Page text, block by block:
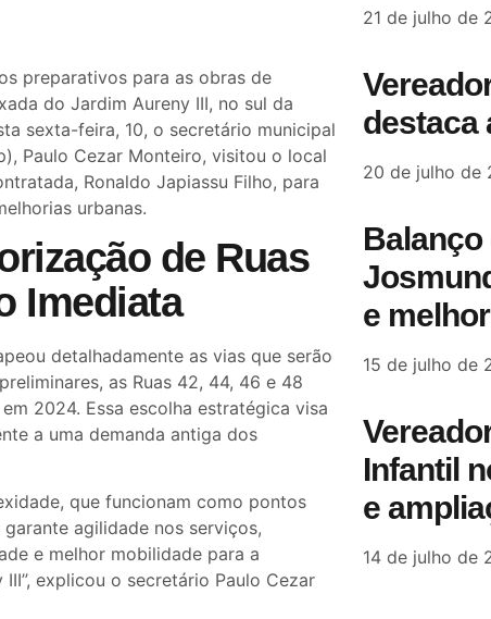
preparativos para as obras de
do Jardim Aureny III, no sul da
sexta-feira, 10, o secretário municipal
Paulo Cezar Monteiro, visitou o local
Ronaldo Japiassu Filho, para
urbanas.
de Ruas
Imediata
detalhadamente as vias que serão
as Ruas 42, 44, 46 e 48
2024. Essa escolha estratégica visa
a uma demanda antiga dos
que funcionam como pontos
agilidade nos serviços,
e melhor mobilidade para a
explicou o secretário Paulo Cezar
21 de julho de
destaca
20 de julho de
e
15 de julho de
Infantil
e
14 de julho de